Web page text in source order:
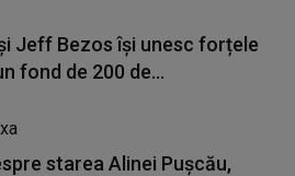
Jeff Bezos își unesc forțele
fond de 200 de...
starea Alinei Pușcău,